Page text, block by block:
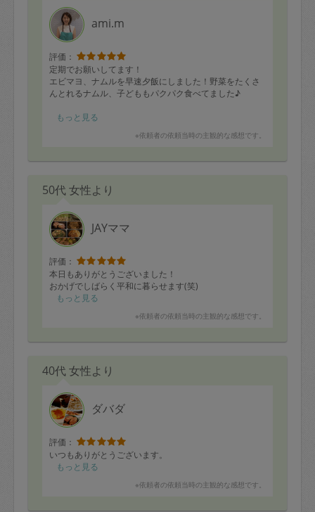
ami.m
評価：
定期でお願いしてます！
エビマヨ、ナムルを早速夕飯にしました！野菜をたくさ
んとれるナムル、子どももパクパク食べてました♪
ガパオの目玉焼きまで作っていただきありがとうござい
添えて🌿もりもり食べようと思います！
もっと見る
※依頼者の依頼当時の主観的な感想です。
50代 女性より
JAYママ
評価：
本日もありがとうございました！
おかげでしばらく平和に暮らせます(笑)
もっと見る
※依頼者の依頼当時の主観的な感想です。
40代 女性より
ダバダ
評価：
いつもありがとうございます。
もっと見る
※依頼者の依頼当時の主観的な感想です。